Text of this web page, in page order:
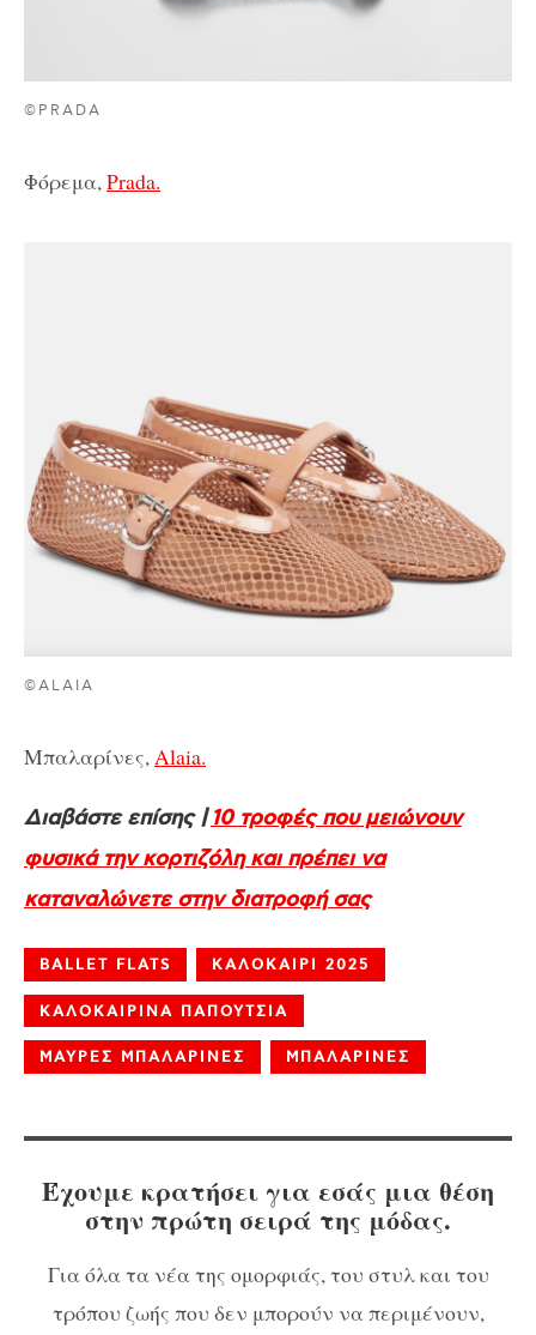
©PRADA
Φόρεμα,Prada.
©ALAIA
Μπαλαρίνες,Alaia.
Διαβάστε επίσης |10 τροφές που μειώνουν
φυσικά την κορτιζόλη και πρέπει να
καταναλώνετε στην διατροφή σας
BALLET FLATS ΚΑΛΟΚΑΙΡΙ 2025
ΚΑΛΟΚΑΙΡΙΝΑ ΠΑΠΟΥΤΣΙΑ
ΜΑΥΡΕΣ ΜΠΑΛΑΡΙΝΕΣ ΜΠΑΛΑΡΙΝΕΣ
Έχουμε κρατήσει για εσάς μια θέση
στην πρώτη σειρά της μόδας.
Για όλα τα νέα της ομορφιάς, του στυλ και του
τρόπου ζωής που δεν μπορούν να περιμένουν,